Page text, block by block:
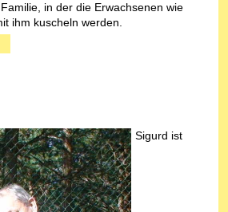
in der die Erwachsenen wie
ihm kuscheln werden.
Sigurd ist